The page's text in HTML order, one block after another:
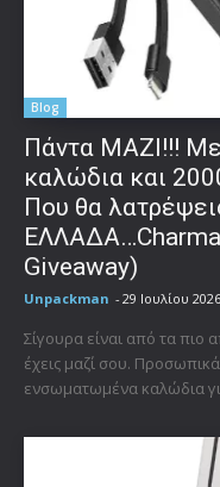
Blog
Πάντα ΜΑΖΙ!!!
καλώδια και
Που θα
Giveaway)
Unpackman - 29 Ιουλίου 2026
Σίγουρα είναι από τα
έχεις μαζί σου.
ενσωματωμένα καλώδια